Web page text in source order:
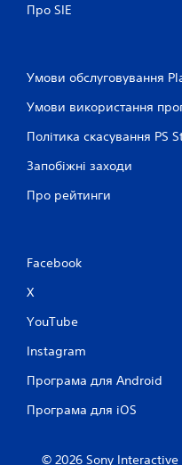
Про SIE
Умови обслуговування
Умови використання
Політика скасування PS
Запобіжні заходи
Про рейтинги
Facebook
X
YouTube
Instagram
Програма для Android
Програма для iOS
© 2026 Sony